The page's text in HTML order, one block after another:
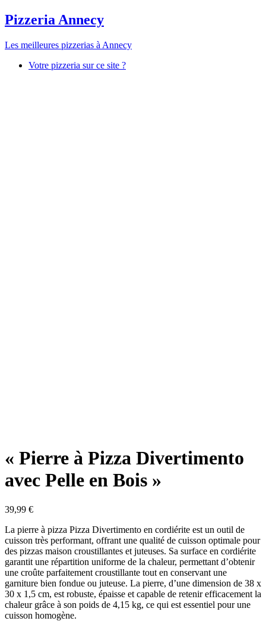
Pizzeria Annecy
Les meilleures pizzerias à Annecy
Votre pizzeria sur ce site ?
« Pierre à Pizza Divertimento
avec Pelle en Bois »
39,99 €
La pierre à pizza Pizza Divertimento en cordiérite est un outil de
cuisson très performant, offrant une qualité de cuisson optimale pour
des pizzas maison croustillantes et juteuses. Sa surface en cordiérite
garantit une répartition uniforme de la chaleur, permettant d’obtenir
une croûte parfaitement croustillante tout en conservant une
garniture bien fondue ou juteuse. La pierre, d’une dimension de 38 x
30 x 1,5 cm, est robuste, épaisse et capable de retenir efficacement la
chaleur grâce à son poids de 4,15 kg, ce qui est essentiel pour une
cuisson homogène.